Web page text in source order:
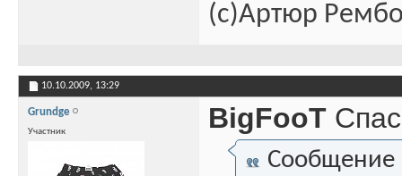
(c)Артюр
10.10.2009, 13:29
Grundge
Участник BigFooT
Сообщение